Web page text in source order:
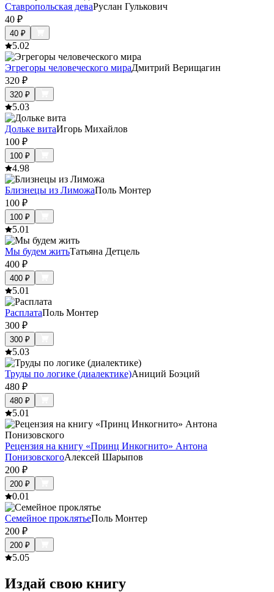
Ставропольская деваРуслан Гулькович
40 ₽
40 ₽
5.02
Эгрегоры человеческого мираДмитрий Верищагин
320 ₽
320 ₽
5.03
Дольке витаИгорь Михайлов
100 ₽
100 ₽
4.98
Близнецы из ЛиможаПоль Монтер
100 ₽
100 ₽
5.01
Мы будем житьТатьяна Детцель
400 ₽
400 ₽
5.01
РасплатаПоль Монтер
300 ₽
300 ₽
5.03
Труды по логике (диалектике)Аниций Боэций
480 ₽
480 ₽
5.01
Рецензия на книгу «Принц Инкогнито» Антона
ПонизовскогоАлексей Шарыпов
200 ₽
200 ₽
0.01
Семейное проклятьеПоль Монтер
200 ₽
200 ₽
5.05
Издай свою книгу